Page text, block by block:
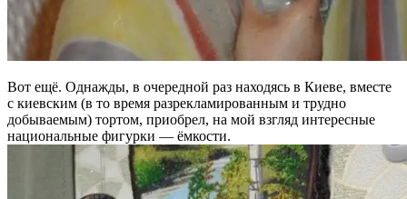
Вот ещё. Однажды, в очередной раз находясь в Киеве, вместе
с киевским (в то время разрекламированным и трудно
добываемым) тортом, приобрел, на мой взгляд интересные
национальные фигурки — ёмкости.